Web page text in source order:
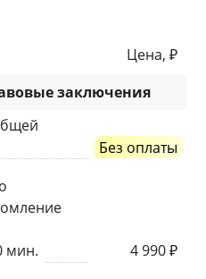
Цена, ₽
заключения
Без оплаты
мин.
4 990 ₽